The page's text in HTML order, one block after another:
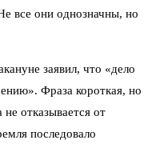
все они однозначны, но
заявил, что «дело
Фраза короткая, но
отказывается от
последовало